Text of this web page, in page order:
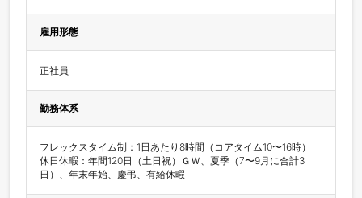
雇用形態
正社員
勤務体系
フレックスタイム制：1日あたり8時間（コアタイム10〜16時）
休日休暇：年間120日（土日祝）ＧＷ、夏季（7〜9月に合計3
日）、年末年始、慶弔、有給休暇